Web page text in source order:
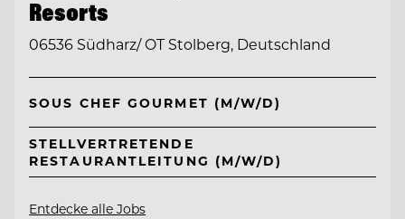
Resorts
06536 Südharz/ OT Stolberg, Deutschland
SOUS CHEF GOURMET (M/W/D)
STELLVERTRETENDE
RESTAURANTLEITUNG (M/W/D)
Entdecke alle Jobs